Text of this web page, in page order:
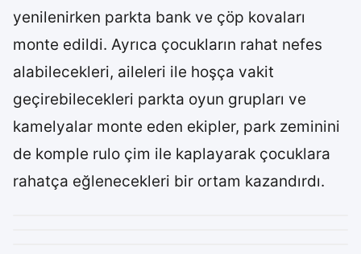
yenilenirken parkta bank ve çöp kovaları
monte edildi. Ayrıca çocukların rahat nefes
alabilecekleri, aileleri ile hoşça vakit
geçirebilecekleri parkta oyun grupları ve
kamelyalar monte eden ekipler, park zeminini
de komple rulo çim ile kaplayarak çocuklara
rahatça eğlenecekleri bir ortam kazandırdı.